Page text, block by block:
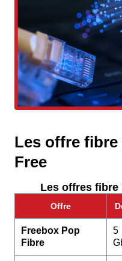
Les offre
Free
Les offres fibre
Offre
Freebox Pop
Fibre
5